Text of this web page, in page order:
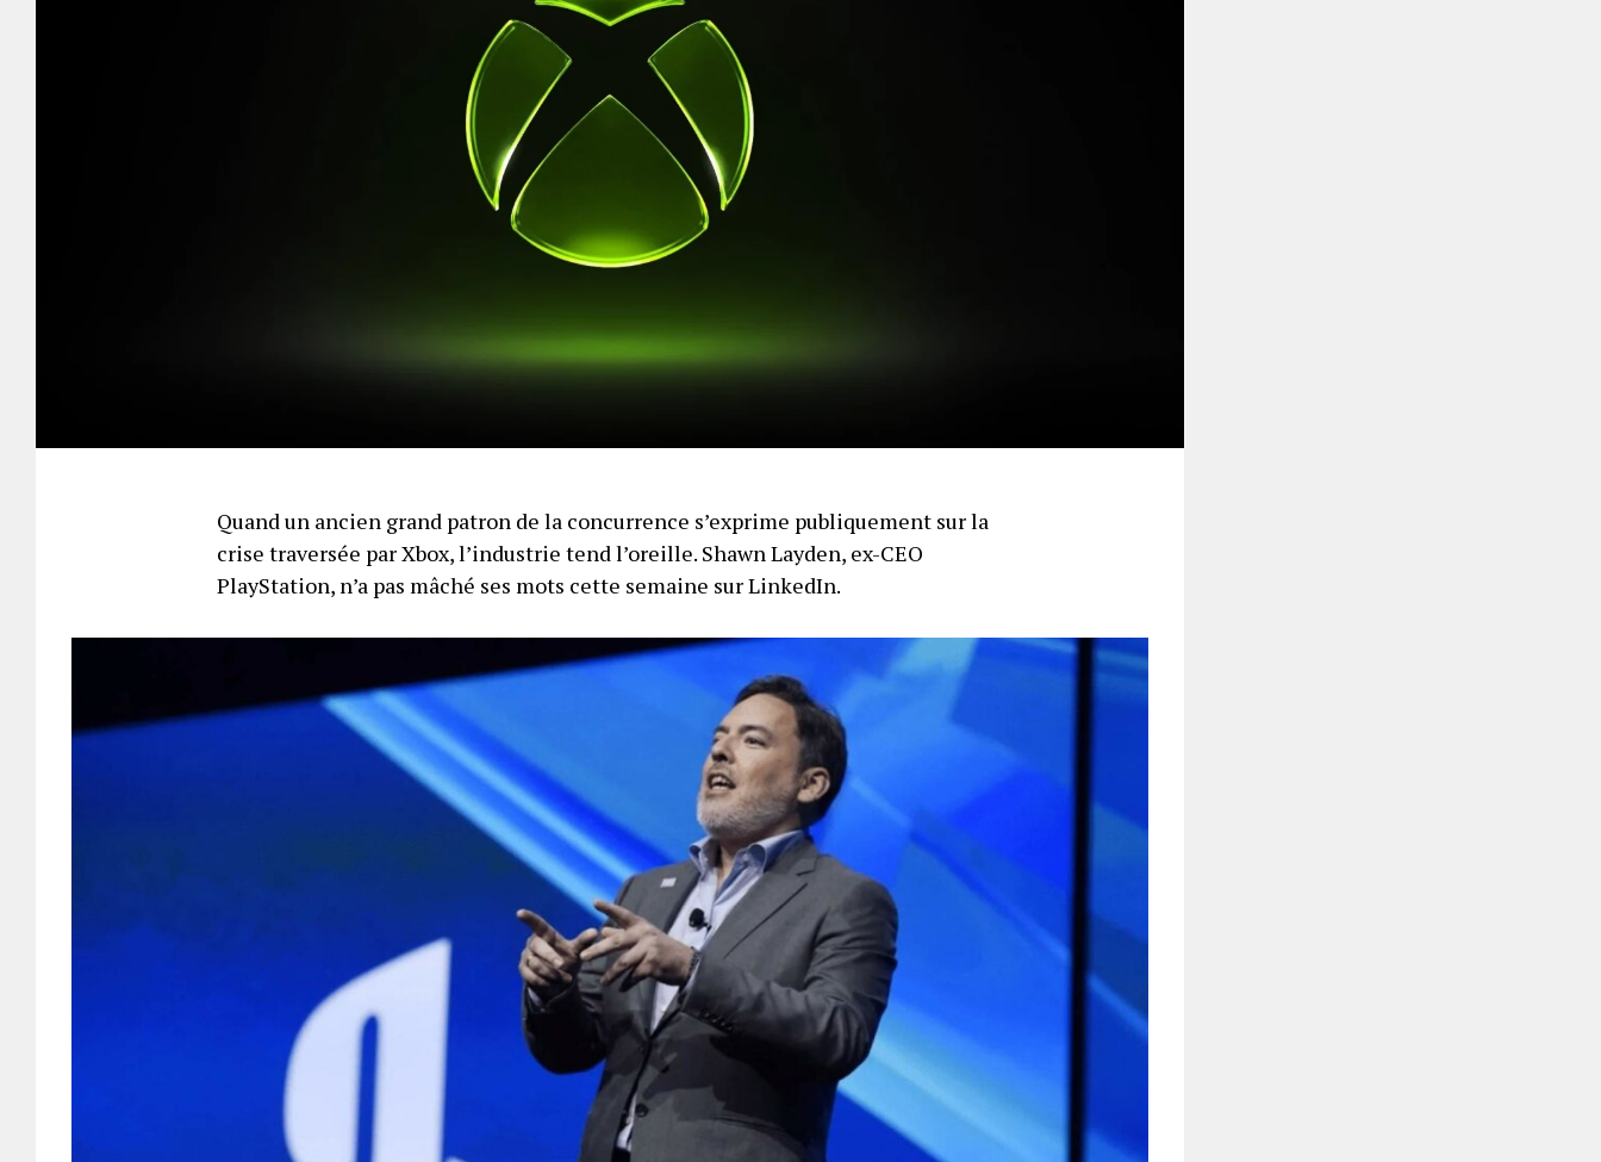
Quand un ancien grand patron de la concurrence s’exprime publiquement sur la
crise traversée par Xbox, l’industrie tend l’oreille. Shawn Layden, ex-CEO
PlayStation, n’a pas mâché ses mots cette semaine sur LinkedIn.